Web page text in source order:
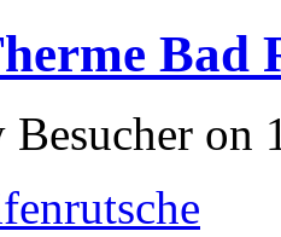
Bad
on